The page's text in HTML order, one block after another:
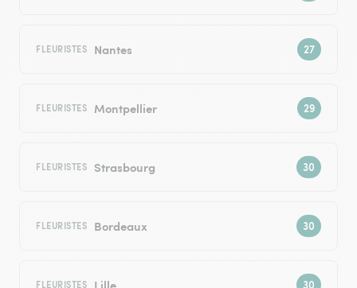
FLEURISTES Nantes
FLEURISTES Montpellier
FLEURISTES Strasbourg
FLEURISTES Bordeaux
FLEURISTES Lille